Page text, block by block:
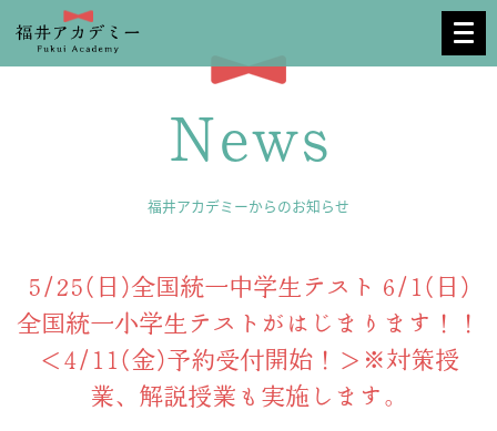
News
福井アカデミーからのお知らせ
5/25(日)全国統一中学生テスト 6/1(日)
全国統一小学生テストがはじまります！！
＜4/11(金)予約受付開始！＞※対策授
業、解説授業も実施します。